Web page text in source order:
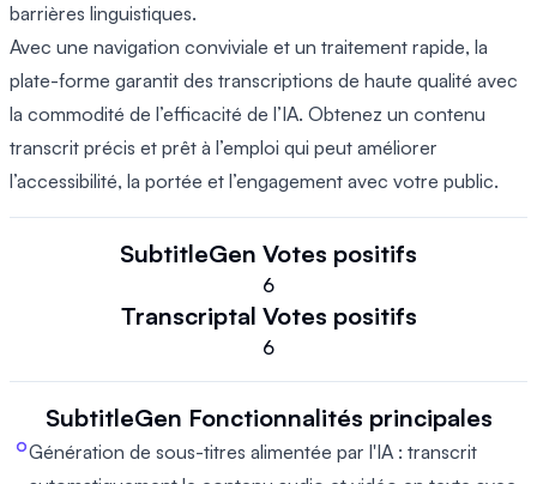
barrières linguistiques.
Avec une navigation conviviale et un traitement rapide, la
plate-forme garantit des transcriptions de haute qualité avec
la commodité de l’efficacité de l’IA. Obtenez un contenu
transcrit précis et prêt à l’emploi qui peut améliorer
l’accessibilité, la portée et l’engagement avec votre public.
SubtitleGen Votes positifs
6
Transcriptal Votes positifs
6
SubtitleGen Fonctionnalités principales
Génération de sous-titres alimentée par l'IA : transcrit